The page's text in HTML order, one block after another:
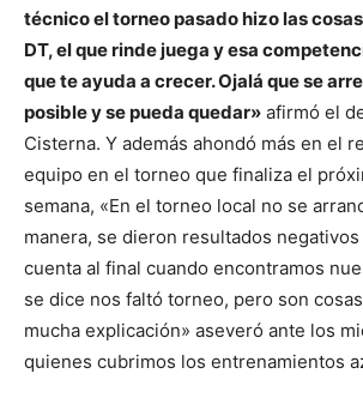
técnico el torneo pasado hizo las
DT, el que rinde juega y esa
que te ayuda a crecer. Ojalá que se
posible y se pueda quedar» afirmó el
Cisterna. Y además ahondó más en el
equipo en el torneo que finaliza el
semana, «En el torneo local no se
manera, se dieron resultados
cuenta al final cuando encontramos
se dice nos faltó torneo, pero son
mucha explicación» aseveró ante los
quienes cubrimos los entrenamientos